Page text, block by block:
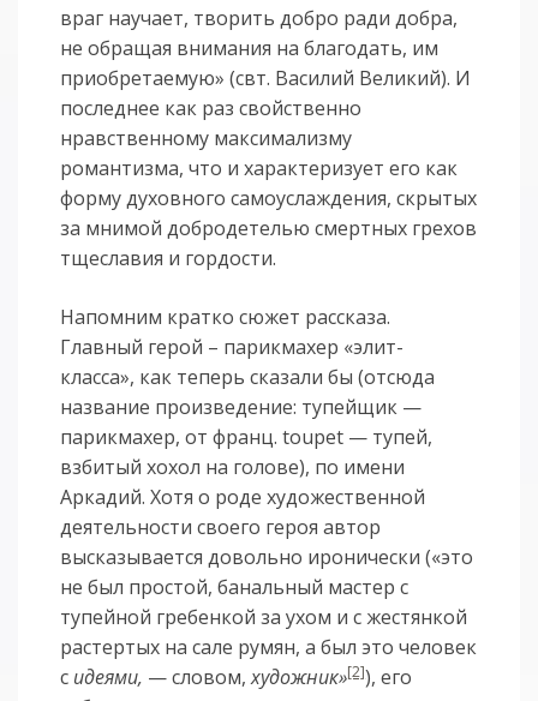
враг научает, творить добро ради добра,
не обращая внимания на благодать, им
приобретаемую» (свт. Василий Великий). И
последнее как раз свойственно
нравственному максимализму
романтизма, что и характеризует его как
форму духовного самоуслаждения, скрытых
за мнимой добродетелью смертных грехов
тщеславия и гордости.
Напомним кратко сюжет рассказа.
Главный герой – парикмахер «элит-
класса», как теперь сказали бы (отсюда
название произведение: тупейщик —
парикмахер, от франц. toupet — тупей,
взбитый хохол на голове), по имени
Аркадий. Хотя о роде художественной
деятельности своего героя автор
высказывается довольно иронически («это
не был простой, банальный мастер с
тупейной гребенкой за ухом и с жестянкой
растертых на сале румян, а был это человек
с идеями, — словом,художник»[2]), его